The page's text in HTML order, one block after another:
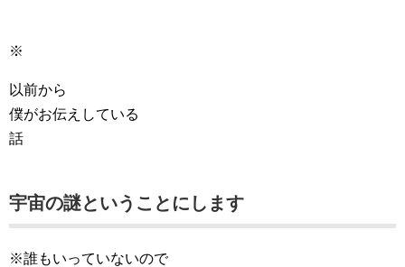
※
以前から
僕がお伝えしている
話
宇宙の謎ということにします
※誰もいっていないので